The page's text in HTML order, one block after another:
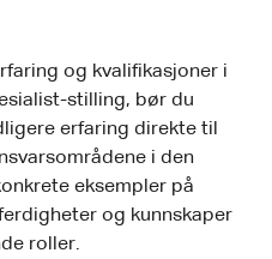
og kvalifikasjoner i
stilling, bør du
erfaring direkte til
i den
eksempler på
og kunnskaper
roller.